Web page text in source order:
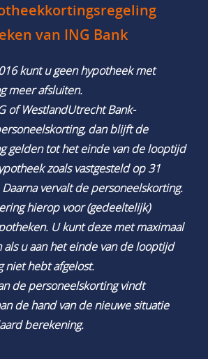
van ING Bank
kunt u geen hypotheek met
meer afsluiten.
of WestlandUtrecht Bank-
dan blijft de
gelden tot het einde van de looptijd
zoals vastgesteld op 31
vervalt de personeelskorting.
hierop voor (gedeeltelijk)
U kunt deze met maximaal
als u aan het einde van de looptijd
niet hebt afgelost.
de personeelskorting vindt
de hand van de nieuwe situatie
berekening.